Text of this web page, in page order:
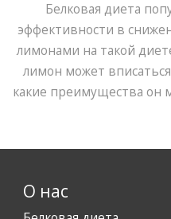
Белковая диета
эффективности в
лимонами на такой
лимон может
какие преимущества он
лимоны, чтобы
О нас